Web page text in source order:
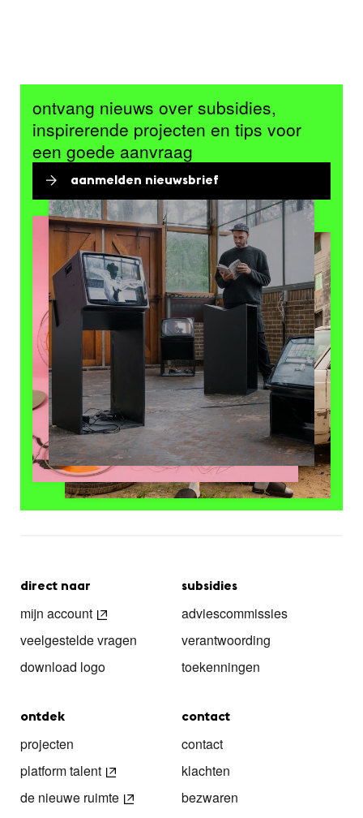
ontvang nieuws over subsidies,
inspirerende projecten en tips voor
een goede aanvraag
aanmelden nieuwsbrief
direct naar
mijn account
veelgestelde vragen
download logo
subsidies
adviescommissies
verantwoording
toekenningen
ontdek
projecten
platform talent
de nieuwe ruimte
contact
contact
klachten
bezwaren